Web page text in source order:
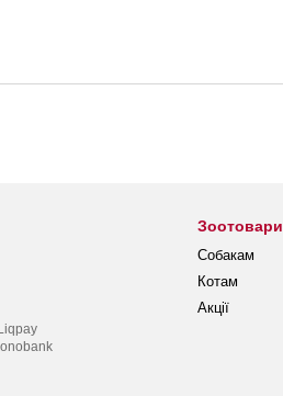
Зоотовари
Собакам
Котам
Акції